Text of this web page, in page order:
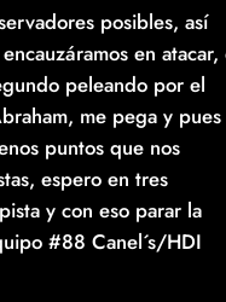
posibles, así
en atacar,
peleando por el
me pega y pues
puntos que nos
espero en tres
y con eso parar la
#88 Canel´s/HDI